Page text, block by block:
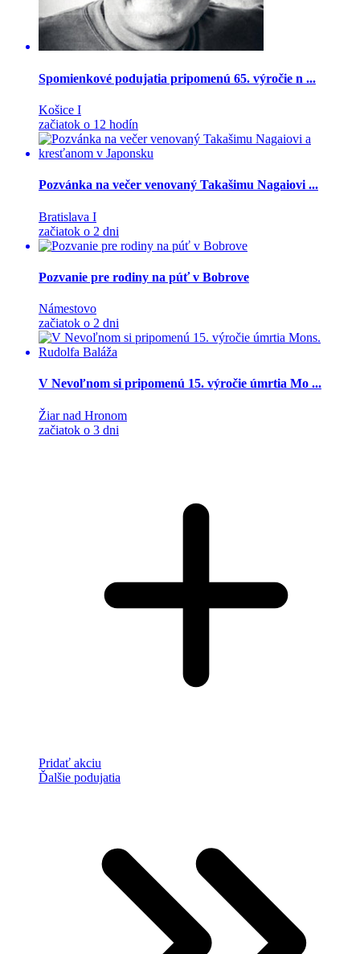
Spomienkové podujatia pripomenú 65. výročie n ...
Košice I
začiatok o 12 hodín
Pozvánka na večer venovaný Takašimu Nagaiovi ...
Bratislava I
začiatok o 2 dni
Pozvanie pre rodiny na púť v Bobrove
Námestovo
začiatok o 2 dni
V Nevoľnom si pripomenú 15. výročie úmrtia Mo ...
Žiar nad Hronom
začiatok o 3 dni
Pridať akciu
Ďalšie podujatia